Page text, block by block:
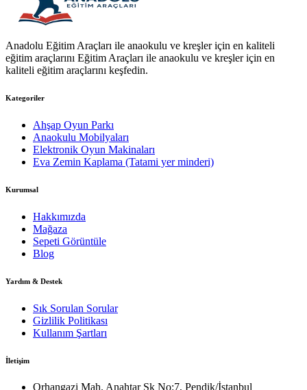
Anadolu Eğitim Araçları ile anaokulu ve kreşler için en kaliteli
eğitim araçlarını Eğitim Araçları ile anaokulu ve kreşler için en
kaliteli eğitim araçlarını keşfedin.
Kategoriler
Ahşap Oyun Parkı
Anaokulu Mobilyaları
Elektronik Oyun Makinaları
Eva Zemin Kaplama (Tatami yer minderi)
Kurumsal
Hakkımızda
Mağaza
Sepeti Görüntüle
Blog
Yardım & Destek
Sık Sorulan Sorular
Gizlilik Politikası
Kullanım Şartları
İletişim
Orhangazi Mah. Anahtar Sk No:7, Pendik/İstanbul